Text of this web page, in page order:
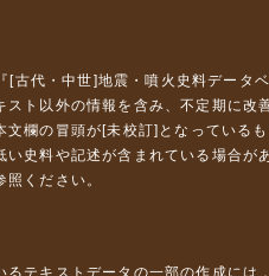
[古代・中世]地震・噴火史料データ
スト以外の情報を含み、不定期に改
文欄の冒頭が[未校訂]となっている
い史料や記述が含まれている場合が
照ください。
るテキストデータの一部の作成には